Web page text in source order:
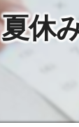
夏休